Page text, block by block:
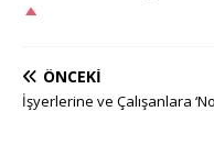
ÖNCEKI
İşyerlerine ve Çalışanlara